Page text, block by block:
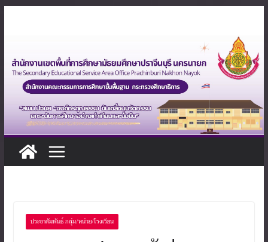
ประชาสัมพันธ์ กลุ่ม/หน่วย/โรงเรียน